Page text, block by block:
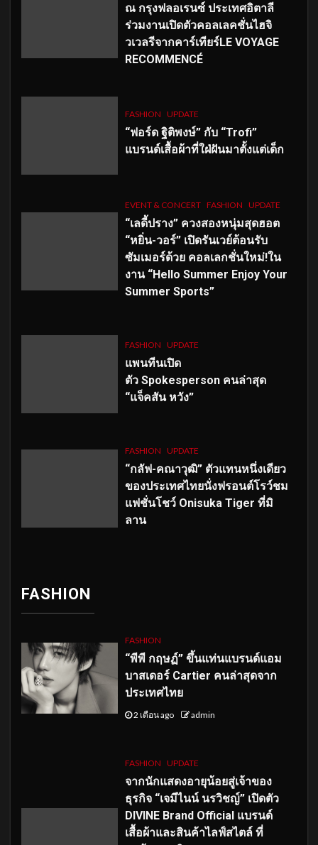
ณ กรุงฟลอเรนซ์ ประเทศอิตาลี
ร่วมงานเปิดตัวคอลเลคชั่นไฮจิ
วเวลรีจากคาร์เทียร์LE VOYAGE
RECOMMENCÉ
FASHION UPDATE
“ฟอร์ด ฐิติพงษ์” กับ “Trofi”
แบรนด์เสื้อผ้าที่ใฝ่ฝันมาตั้งแต่เด็ก
EVENT & CONCERT FASHION UPDATE
“เลดี้ปราง” ควงสองหนุ่มสุดฮอต
“หยิ่น-วอร์” เปิดรันเวย์ต้อนรับ
ซัมเมอร์ด้วย คอลเลกชั่นใหม่!ใน
งาน “Hello Summer Enjoy Your
Summer Sports”
FASHION UPDATE
แพนทีนเปิด
ตัว Spokesperson คนล่าสุด
“แจ็คสัน หวัง”
FASHION UPDATE
“กลัฟ-คณาวุฒิ” ตัวแทนหนึ่งเดียว
ของประเทศไทยนั่งฟรอนต์โรว์ชม
แฟชั่นโชว์ Onisuka Tiger ที่มิ
ลาน
FASHION
FASHION
“พีพี กฤษฏ์” ขึ้นแท่นแบรนด์แอม
บาสเดอร์ Cartier คนล่าสุดจาก
ประเทศไทย
2 เดือน ago admin
FASHION UPDATE
จากนักแสดงอายุน้อยสู่เจ้าของ
ธุรกิจ “เจมีไนน์ นรวิชญ์” เปิดตัว
DIVINE Brand Official แบรนด์
เสื้อผ้าและสินค้าไลฟ์สไตล์ ที่